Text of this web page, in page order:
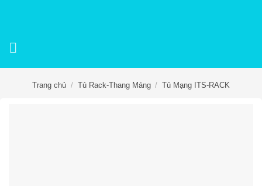
Trang chủ / Tủ Rack-Thang Máng / Tủ Mạng ITS-RACK